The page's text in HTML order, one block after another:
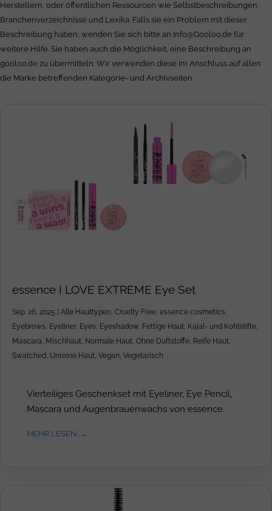
Herstellern, oder öffentlichen Ressourcen wie Selbstbeschreibungen,
Branchenverzeichnisse und Lexika. Falls sie ein Problem mit dieser
Beschreibung haben, wenden Sie sich bitte an Info@Gooloo.de für
weitere Hilfe. Sie haben auch die Möglichkeit, eine Beschreibung an
gooloo.de zu übermitteln. Wir verwenden diese im Anschluss auf allen
die Marke betreffenden Kategorie- und Archivseiten.
essence I LOVE EXTREME Eye Set
Sep. 26, 2025 Alle Hauttypen, Cruelty Free, essence cosmetics,
Eyebrows, Eyeliner, Eyes, Eyeshadow, Fettige Haut, Kajal- und Kohlstifte,
Mascara, Mischhaut, Normale Haut, Ohne Duftstoffe, Reife Haut,
Swatched, Unreine Haut, Vegan, Vegetarisch
Vierteiliges Geschenkset mit Eyeliner, Eye Pencil,
Mascara und Augenbrauenwachs von essence.
MEHR LESEN...